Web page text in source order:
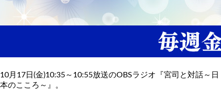
10月17日(金)10:35～10:55放送のOBSラジオ『宮司と対話～日
本のこころ～』。